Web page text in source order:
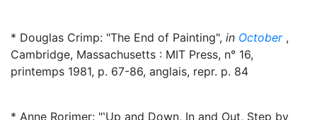
* Douglas Crimp: "The End of Painting", in October,
Cambridge, Massachusetts : MIT Press, n° 16,
printemps 1981, p. 67-86, anglais, repr. p. 84
* Anne Rorimer: "‛Up and Down, In and Out, Step by